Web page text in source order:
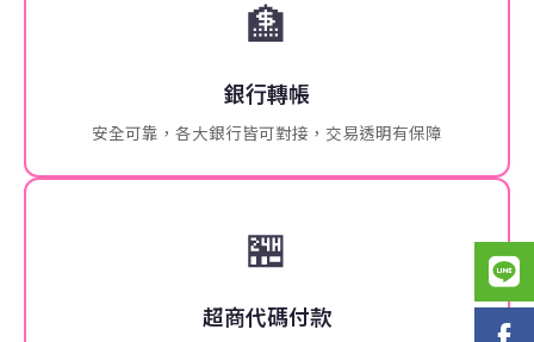
🏦
銀行轉帳
安全可靠，各大銀行皆可對接，交易透明有保障
🏪
超商代碼付款